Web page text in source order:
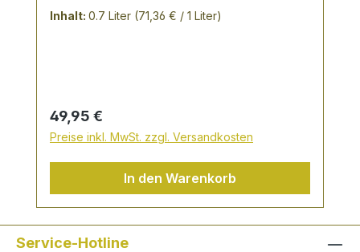
die Kern- und Steinobstaromen sind
fruchtig mit Noten von Pflaume und
Aprikose geschmeidig am Gaumen Die
Familie Vallet produziert Cognacs
ausschließlich aus ihrem eigenen
Weinberg, den sie in den besten Lagen der
Petit und Grand Champagne besitzen in
Geschenkpackung
Inhalt: 0.7 Liter (71,36 € / 1 Liter)
Regulärer Preis:
49,95 €
Preise inkl. MwSt. zzgl. Versandkosten
In den Warenkorb
Service-Hotline